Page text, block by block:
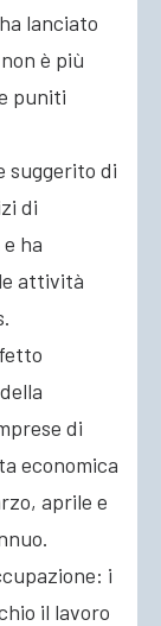
lanciato
è più
puniti
suggerito di
di
ha
attività
di
economica
aprile e
i
il lavoro